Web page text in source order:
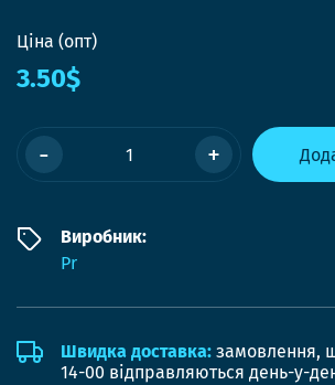
Ціна (опт)
3.50$
- +
Виробник:
Pr
Швидка доставка: замовлення,
14-00 відправляються день-у-